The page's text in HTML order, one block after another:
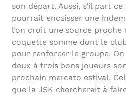
son départ. Aussi, s’il part
pourrait encaisser une
l’on croit une source proche
coquette somme dont le
pour renforcer le groupe. On
deux à trois bons joueurs
prochain mercato estival.
que la JSK chercherait à